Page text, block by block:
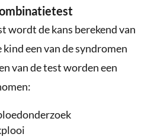
wordt de kans berekend van
een van de syndromen
van de test worden een